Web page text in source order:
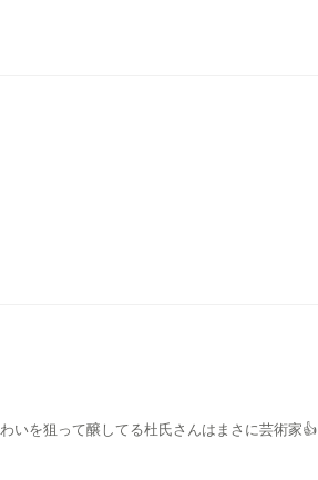
いを狙って醸してる杜氏さんはまさに芸術家👍